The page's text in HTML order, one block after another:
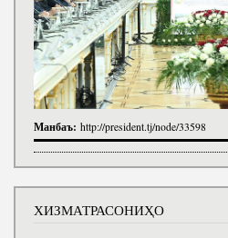
Манбаъ: http://president.tj/node/33598
ХИЗМАТРАСОНИҲО